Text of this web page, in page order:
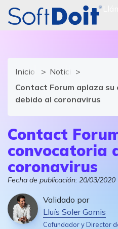
Inicio
Noticias de
Contact Forum aplaza
debido al coronavirus
Contact
convocatoria
coronavirus
Fecha de publicación: 20/03/2020
Validado por
Lluís Soler Gomis
Cofundador y Director